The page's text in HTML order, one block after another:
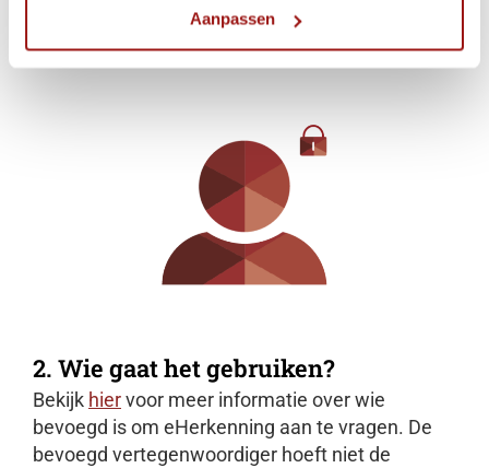
Aanpassen
2. Wie gaat het gebruiken?
Bekijk hiervoor meer informatie over wie
bevoegd is om eHerkenning aan te vragen. De
bevoegd vertegenwoordiger hoeft niet de